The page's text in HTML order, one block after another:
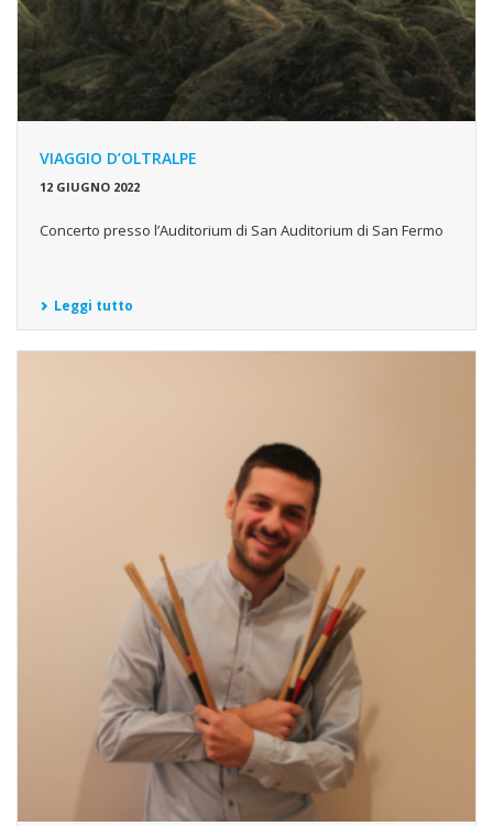
VIAGGIO D’OLTRALPE
12 GIUGNO 2022
Concerto presso l’Auditorium di San Auditorium di San Fermo
Leggi tutto